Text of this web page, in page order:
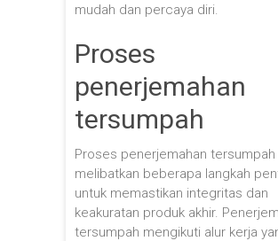
mudah dan percaya diri.
Proses
penerjemahan
tersumpah
Proses penerjemahan tersumpah
melibatkan beberapa langkah
untuk memastikan integritas dan
keakuratan produk akhir.
tersumpah mengikuti alur kerja